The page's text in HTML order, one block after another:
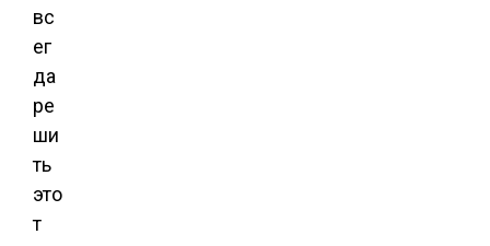
вс
ег
да
ре
ши
ть
это
т